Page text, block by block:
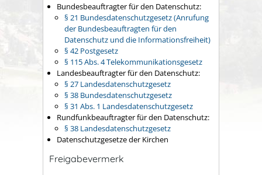
Bundesbeauftragter für den Datenschutz:
§ 21 Bundesdatenschutzgesetz (Anrufung
der Bundesbeauftragten für den
Datenschutz und die Informationsfreiheit)
§ 42 Postgesetz
§ 115 Abs. 4 Telekommunikationsgesetz
Landesbeauftragter für den Datenschutz:
§ 27 Landesdatenschutzgesetz
§ 38 Bundesdatenschutzgesetz
§ 31 Abs. 1 Landesdatenschutzgesetz
Rundfunkbeauftragter für den Datenschutz:
§ 38 Landesdatenschutzgesetz
Datenschutzgesetze der Kirchen
Freigabevermerk